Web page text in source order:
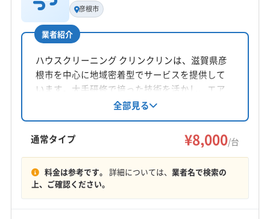
山田悟
所在地
滋賀県彦根市
対応地域
栗東市 湖南市
守山市
草津市 大津市 長浜市 東近江市
米原市
野洲市
愛知郡愛荘町
蒲生郡竜王町
(岐阜県) 不破郡関ケ原町
(岐阜県) 不破郡垂井町
(岐阜県) 本巣郡北方町
もっと見る
営業時間
彦根市
業者紹介
ハウスクリーニング クリンクリンは、滋賀県彦
根市を中心に地域密着型でサービスを提供して
います。大手研修で培った技術を活かし、エア
コンクリーニングを通じて感動と喜びを提供。
丁寧な養生と作業説明、清掃を徹底し、衛生面
にも配慮しています。土日祝日も対応し、消臭
抗菌コートなどのオプションも用意されていま
す。
全部見る
通常タイプ ¥8,000/台
料金は参考です。 詳細については、 業者名で検索の
上、ご確認ください。